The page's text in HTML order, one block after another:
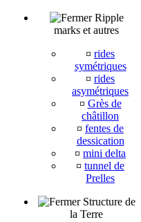
Ripple
marks et autres
¤ rides
symétriques
¤ rides
asymétriques
¤ Grès de
châtillon
¤ fentes de
dessication
¤ mini delta
¤ tunnel de
Prelles
Structure de
la Terre